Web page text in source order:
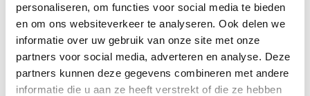
personaliseren, om functies voor social media te bieden
en om ons websiteverkeer te analyseren. Ook delen we
informatie over uw gebruik van onze site met onze
partners voor social media, adverteren en analyse. Deze
partners kunnen deze gegevens combineren met andere
informatie die u aan ze heeft verstrekt of die ze hebben
Binnen de ziekenhuizen en overige medisch specialistische
zorg, de geestelijke gezondheidszorg, de huisartsen en
gezondheidscentra, de subbranche verpleging en
verzorging en de gehandicaptenzorg is de uitstroom het
hoogst onder medewerkers van 55 jaar of ouder. Bij de